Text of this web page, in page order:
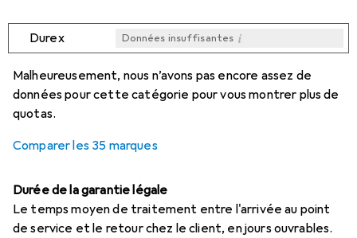
Durex Données insuffisantes i
Malheureusement, nous n’avons pas encore assez de
données pour cette catégorie pour vous montrer plus de
quotas.
Comparer les 35 marques
Durée de la garantie légale
Le temps moyen de traitement entre l'arrivée au point
de service et le retour chez le client, en jours ouvrables.